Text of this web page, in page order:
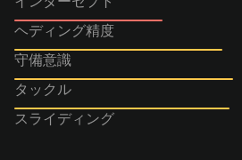
ヘディング精度
守備意識
タックル
スライディング